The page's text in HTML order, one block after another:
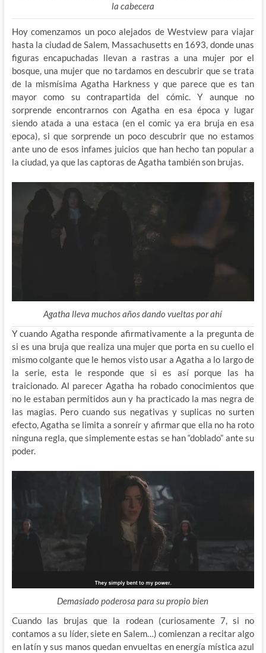
la cabecera
Hoy comenzamos un poco alejados de Westview para viajar
hasta la ciudad de Salem, Massachusetts en 1693, donde unas
figuras encapuchadas llevan a rastras a una mujer por el
bosque, una mujer que no tardamos en descubrir que se trata
de la mismísima Agatha Harkness y que parece que es tan
mayor como su contrapartida del cómic. Y aunque no
sorprende encontrarnos con Agatha en esa época y lugar
siendo atada a una estaca (en el comic ya era bruja en esa
epoca), si que sorprende un poco descubrir que no estamos
ante uno de esos infames juicios que han hecho tan popular a
la ciudad, ya que las captoras de Agatha también son brujas.
Agatha lleva muchos años dando vueltas por ahí
Y cuando Agatha responde afirmativamente a la pregunta de
si es una bruja que realiza una mujer que porta en su cuello el
mismo colgante que le hemos visto usar a Agatha a lo largo de
la serie, esta le responde que si es así porque las ha
traicionado. Al parecer Agatha ha robado conocimientos que
no le estaban permitidos aun y ha practicado la mas negra de
las magias. Pero cuando sus negativas y suplicas no surten
efecto, Agatha se limita a sonreír y afirmar que ella no ha roto
ninguna regla, que simplemente estas se han “doblado” ante su
poder.
Demasiado poderosa para su propio bien
Cuando las brujas que la rodean (curiosamente 7, si no
contamos a su líder, siete en Salem…) comienzan a recitar algo
en latín y sus manos quedan envueltas en energía mística azul